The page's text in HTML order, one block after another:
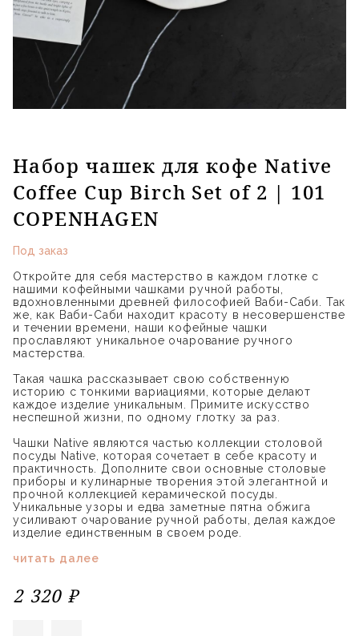
Набор чашек для кофе Native
Coffee Cup Birch Set of 2 | 101
COPENHAGEN
Под заказ
Откройте для себя мастерство в каждом глотке с
нашими кофейными чашками ручной работы,
вдохновленными древней философией Ваби-Саби. Так
же, как Ваби-Саби находит красоту в несовершенстве
и течении времени, наши кофейные чашки
прославляют уникальное очарование ручного
мастерства.
Такая чашка рассказывает свою собственную
историю с тонкими вариациями, которые делают
каждое изделие уникальным. Примите искусство
неспешной жизни, по одному глотку за раз.
Чашки Native являются частью коллекции столовой
посуды Native, которая сочетает в себе красоту и
практичность. Дополните свои основные столовые
приборы и кулинарные творения этой элегантной и
прочной коллекцией керамической посуды.
Уникальные узоры и едва заметные пятна обжига
усиливают очарование ручной работы, делая каждое
изделие единственным в своем роде.
читать далее
2 320 ₽